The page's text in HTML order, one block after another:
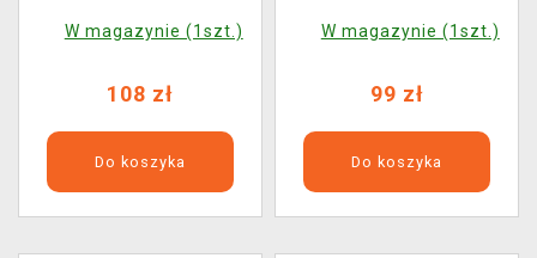
W magazynie (1szt.)
108 zł
Do koszyka
W magazynie (1szt.)
99 zł
Do koszyka